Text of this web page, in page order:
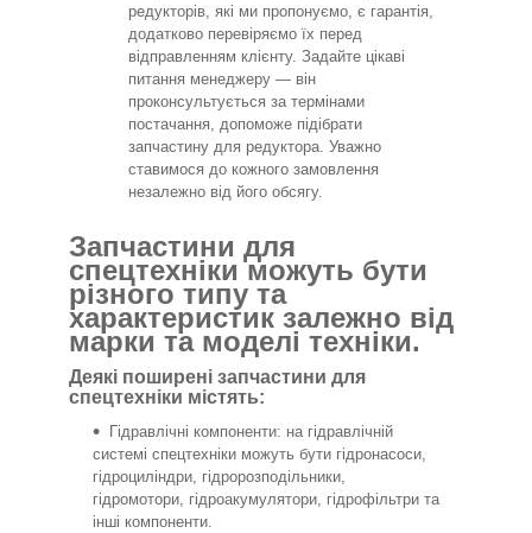
редукторів, які ми пропонуємо, є гарантія,
додатково перевіряємо їх перед
відправленням клієнту. Задайте цікаві
питання менеджеру — він
проконсультується за термінами
постачання, допоможе підібрати
запчастину для редуктора. Уважно
ставимося до кожного замовлення
незалежно від його обсягу.
Запчастини для
спецтехніки можуть бути
різного типу та
характеристик залежно від
марки та моделі техніки.
Деякі поширені запчастини для
спецтехніки містять:
Гідравлічні компоненти: на гідравлічній
системі спецтехніки можуть бути гідронасоси,
гідроциліндри, гідророзподільники,
гідромотори, гідроакумулятори, гідрофільтри та
інші компоненти.